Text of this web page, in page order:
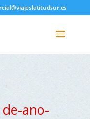
ano-